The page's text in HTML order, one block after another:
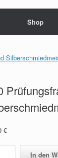
Shop
€
In den